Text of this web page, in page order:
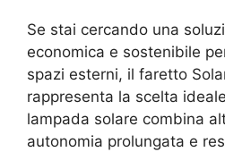
Se stai cercando una
economica e sostenibile
spazi esterni, il faretto
rappresenta la scelta
lampada solare combina
autonomia prolungata e